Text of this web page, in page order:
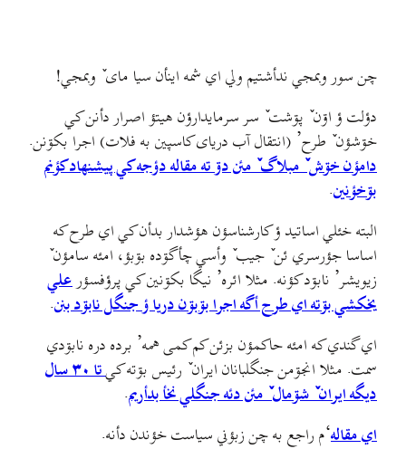
چن سور وبمجي ندأشتيم ولي اي شمه اينأن سیا مای ٚ وبمجي!
دؤلت ؤ اۊن ٚ پۊشت ٚ سر سرمایدارؤن هيتؤ اصرار دأنن کي
خۊشؤن ٚ طرح’ (انتقال آب دریای کاسپین به فلات) اجرا بکۊنن.
دامؤن خۊش ٚ مبلاگ ٚ مئن دۊ ته مقاله دؤجه کي پيشنهاد کؤنم
بۊخؤنين.
البته خئلي اساتيد ؤ کارشناسؤن هؤشدار بدأن کي اي طرح که
اساسا جؤرسري ئن ٚ جيب ٚ وأسي چأگۊده بۊبؤ، امئه سامؤن ٚ
زيويشر’ نابۊد کؤنه. مثلا ائره’ نيگا بکۊنين کي پرؤفسؤر علي
یخکشي بۊته اي طرح أگه اجرا بۊبۊن دريا ؤ جنگل نابۊد بنن.
اي گندي که امئه حاکمؤن بزئن کم کمی همه’ برده دره نابۊدي
سمت. مثلا انجۊمن جنگلبانان ایران ٚ رئيس بۊته کي
تا ۳۰ سال
ديگه ايران ٚ شۊمال ٚ مئن دئه جنگلي نخأ بدأريم.
اي مقاله‘م راجع به چن زبؤني سیاست خؤندن دأنه.